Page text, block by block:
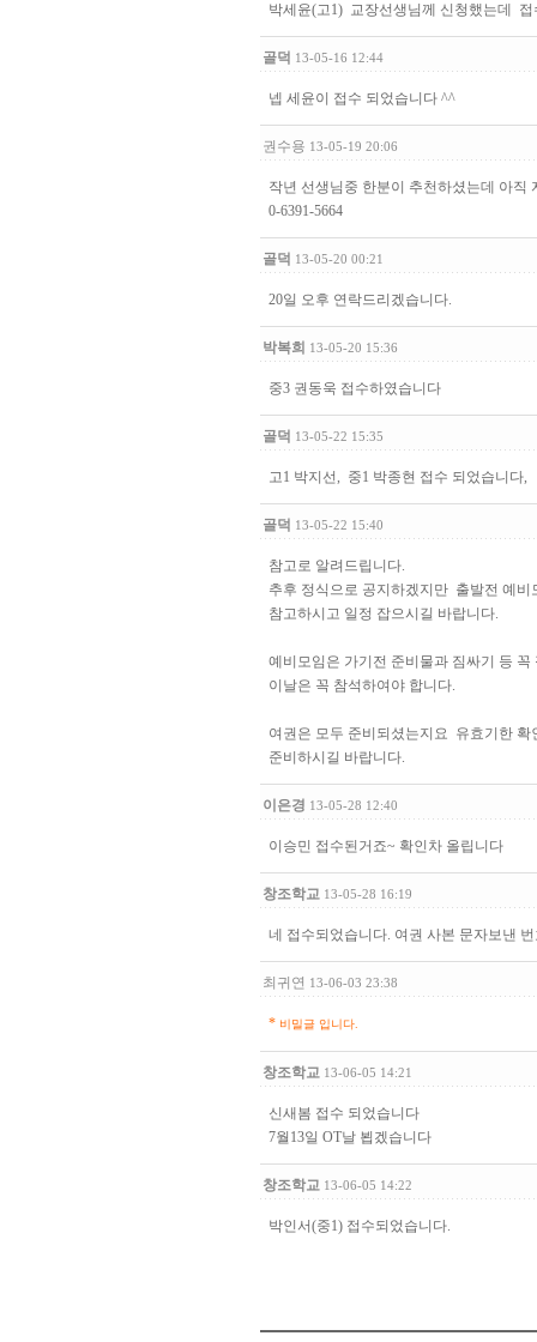
박세윤(고1) 교장선생님께 신청했는데 접
골덕 13-05-16 12:44
넵 세윤이 접수 되었습니다 ^^
권수용 13-05-19 20:06
작년 선생님중 한분이 추천하셨는데 아직
0-6391-5664
골덕 13-05-20 00:21
20일 오후 연락드리겠습니다.
박복희 13-05-20 15:36
중3 권동욱 접수하였습니다
골덕 13-05-22 15:35
고1 박지선, 중1 박종현 접수 되었습니다,
골덕 13-05-22 15:40
참고로 알려드립니다.
추후 정식으로 공지하겠지만 출발전 예비
참고하시고 일정 잡으시길 바랍니다.
예비모임은 가기전 준비물과 짐싸기 등
이날은 꼭 참석하여야 합니다.
여권은 모두 준비되셨는지요 유효기한
준비하시길 바랍니다.
이은경 13-05-28 12:40
이승민 접수된거죠~ 확인차 올립니다
창조학교 13-05-28 16:19
네 접수되었습니다. 여권 사본 문자보낸
최귀연 13-06-03 23:38
* 비밀글 입니다.
창조학교 13-06-05 14:21
신새봄 접수 되었습니다
7월13일 OT날 뵙겠습니다
창조학교 13-06-05 14:22
박인서(중1) 접수되었습니다.